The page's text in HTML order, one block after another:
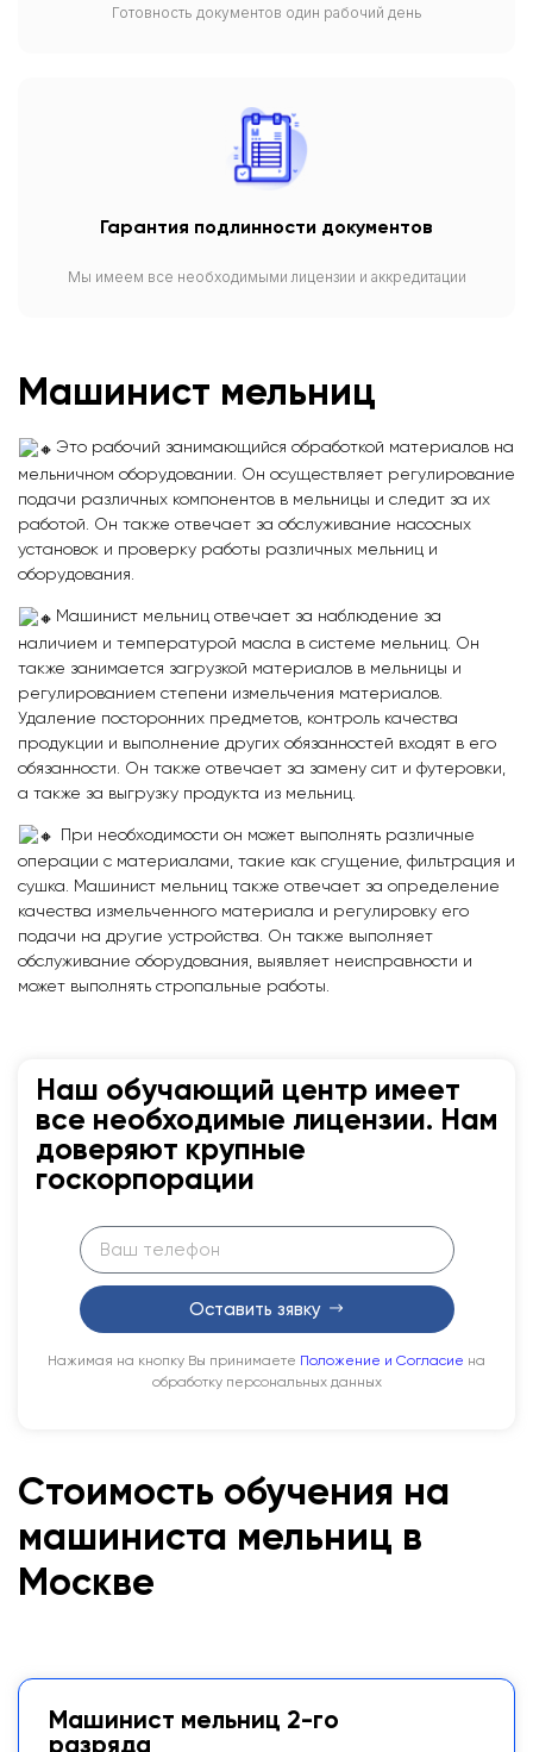
Готовность документов один рабочий день
Гарантия подлинности документов
Мы имеем все необходимыми лицензии и аккредитации
Машинист мельниц
Это рабочий занимающийся обработкой материалов на
мельничном оборудовании. Он осуществляет регулирование
подачи различных компонентов в мельницы и следит за их
работой. Он также отвечает за обслуживание насосных
установок и проверку работы различных мельниц и
оборудования.
Машинист мельниц отвечает за наблюдение за
наличием и температурой масла в системе мельниц. Он
также занимается загрузкой материалов в мельницы и
регулированием степени измельчения материалов.
Удаление посторонних предметов, контроль качества
продукции и выполнение других обязанностей входят в его
обязанности. Он также отвечает за замену сит и футеровки,
а также за выгрузку продукта из мельниц.
При необходимости он может выполнять различные
операции с материалами, такие как сгущение, фильтрация и
сушка. Машинист мельниц также отвечает за определение
качества измельченного материала и регулировку его
подачи на другие устройства. Он также выполняет
обслуживание оборудования, выявляет неисправности и
может выполнять стропальные работы.
Наш обучающий центр имеет
все необходимые лицензии. Нам
доверяют крупные
госкорпорации
Оставить зявку
Нажимая на кнопку Вы принимаете Положение и Согласие на
обработку персональных данных
Стоимость обучения на
машиниста мельниц в
Москве
Машинист мельниц 2-го
разряда